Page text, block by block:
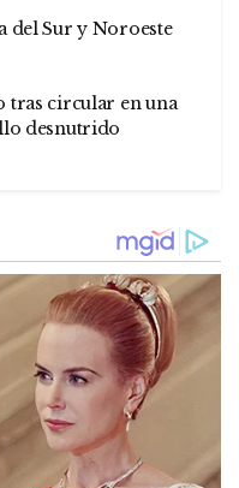
del Sur y Noroeste
tras circular en una
desnutrido